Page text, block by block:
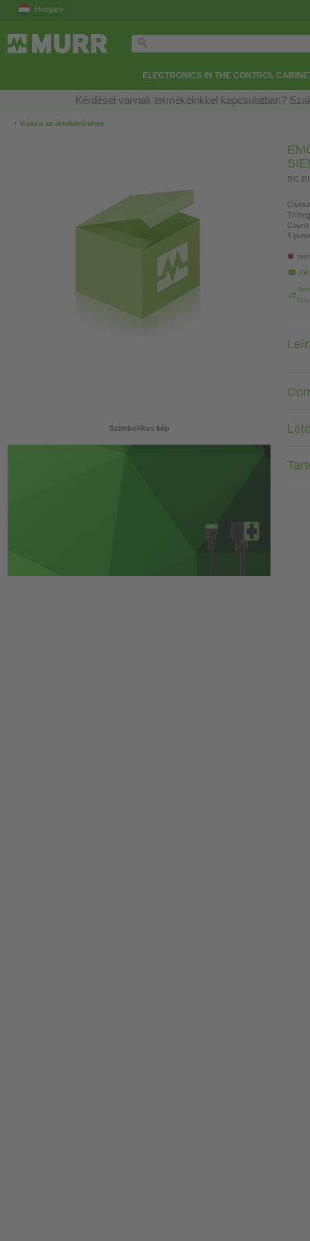
Hungary
ELECTRONICS IN THE CONTROL
Kérdései vannak termékeinkkel kapcsolatban?
‹ Vissza az áttekintéshez
Szimbolikus kép
RC